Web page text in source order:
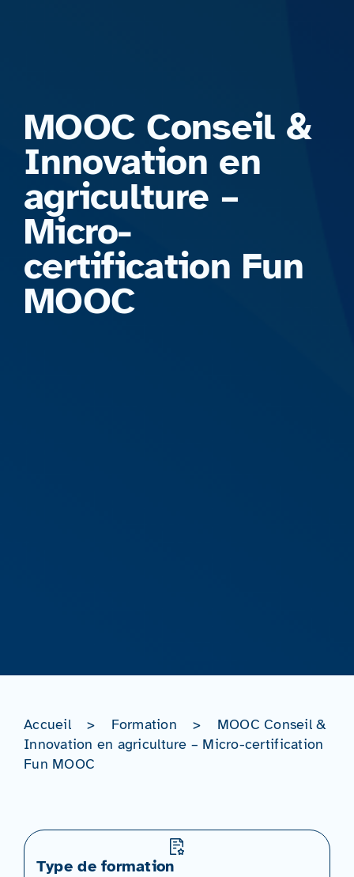
MOOC Conseil &
Innovation en
agriculture –
Micro-
certification Fun
MOOC
Accueil > Formation >
MOOC Conseil &
Innovation en agriculture – Micro-certification
Fun MOOC
Type de formation